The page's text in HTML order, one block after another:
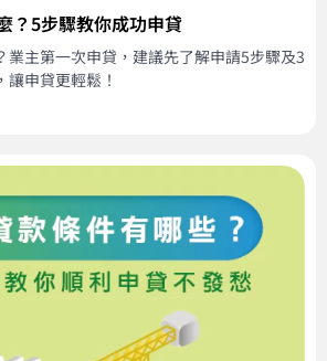
？5步驟教你成功申貸
業主第一次申貸，建議先了解申請5步驟及3
申貸更輕鬆！